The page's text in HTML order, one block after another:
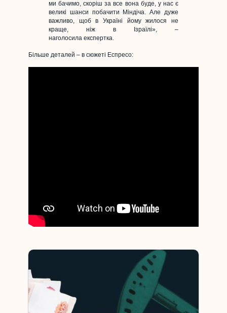
ми бачимо, скоріш за все вона буде, у нас є
великі шанси побачити Міндіча. Але дуже
важливо, щоб в Україні йому жилося не
краще, ніж в Ізраїлі», –
наголосила експертка.
Більше деталей – в сюжеті Еспресо: